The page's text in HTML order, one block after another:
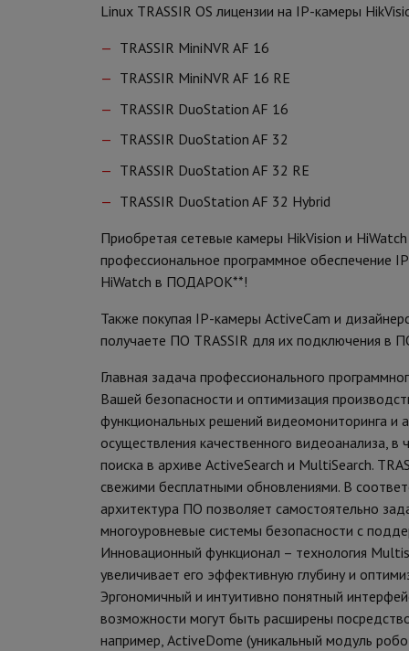
Linux TRASSIR OS лицензии на IP-камеры
TRASSIR MiniNVR AF 16
TRASSIR MiniNVR AF 16 RE
TRASSIR DuoStation AF 16
TRASSIR DuoStation AF 32
TRASSIR DuoStation AF 32 RE
TRASSIR DuoStation AF 32 Hybrid
Приобретая сетевые камеры HikVision и
профессиональное программное обеспечение
HiWatch в ПОДАРОК**!
Также покупая IP-камеры ActiveCam и
получаете ПО TRASSIR для их подключения в
Главная задача профессионального
Вашей безопасности и оптимизация
функциональных решений видеомониторинга и
осуществления качественного видеоанализа,
поиска в архиве ActiveSearch и MultiSearch.
свежими бесплатными обновлениями. В
архитектура ПО позволяет самостоятельно
многоуровневые системы безопасности с
Инновационный функционал – технология
увеличивает его эффективную глубину и
Эргономичный и интуитивно понятный
возможности могут быть расширены
например, ActiveDome (уникальный модуль